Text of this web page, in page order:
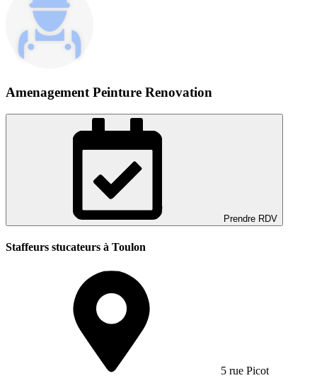
Amenagement Peinture Renovation
Prendre RDV
Staffeurs stucateurs à Toulon
5 rue Picot